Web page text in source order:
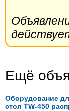
Ещё
Оборудование
стол TW-450